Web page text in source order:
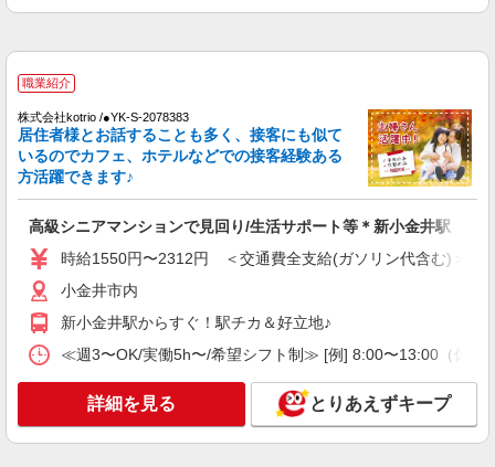
派遣社員
介護付き有料老人ホームでの夜専介護士
1夜勤：23650円〜31350円 ※資格や経験など
東京都小金井市
キープ 詳細を見る
職業紹介
株式会社kotrio /●YK-S-2098448
≪武蔵小金井駅≫高月給24万〜/賞与年2回｜就
【正社員】月給240,000〜400,000円 ・基本
給：200,000円〜220,000円 ・資格手当：10,000〜
30,000円 ・役職手当：10,000〜70,000円 ・処遇改
東京都小金井市
職業紹介
株式会社kotrio /●YK-S-2078383
居住者様とお話することも多く、接客にも似て
いるのでカフェ、ホテルなどでの接客経験ある
方活躍できます♪
高級シニアマンションで見回り/生活サポート等＊新小金井駅
時給1550円〜2312円 ＜交通費全支給(ガソリン代含む)＞
小金井市内
新小金井駅からすぐ！駅チカ＆好立地♪
≪週3〜OK/実働5h〜/希望シフト制≫ [例] 8:00〜13:00（休憩
詳細を見る とりあえずキープ